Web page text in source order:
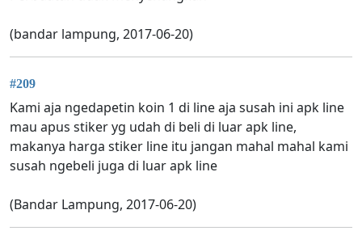
(bandar lampung, 2017-06-20)
#209
Kami aja ngedapetin koin 1 di line aja susah ini apk line
mau apus stiker yg udah di beli di luar apk line,
makanya harga stiker line itu jangan mahal mahal kami
susah ngebeli juga di luar apk line
(Bandar Lampung, 2017-06-20)